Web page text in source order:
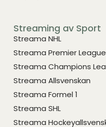
Streaming av Sport
Streama NHL
Streama Premier League
Streama Champions
Streama Allsvenskan
Streama Formel 1
Streama SHL
Streama